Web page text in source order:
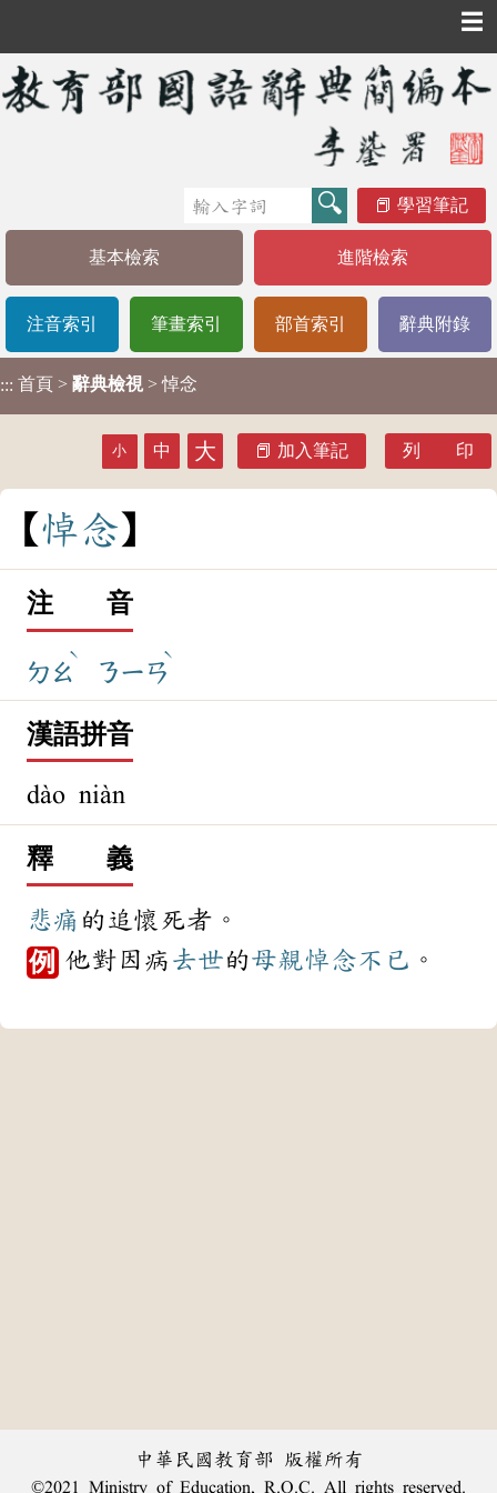
☰
學習筆記
基本檢索 進階檢索
注音索引 筆畫索引 部首索引 辭典附錄
::: 首頁 > 辭典檢視 > 悼念
小 中 大 加入筆記 列 印
悼念
注 音
ㄉㄠ
ˋ
ㄋㄧㄢ
ˋ
漢語拼音
dào niàn
釋 義
悲痛 的追懷死者。
例 他對因病 去世的母親悼念不已 。
中華民國教育部 版權所有
©2021 Ministry of Education, R.O.C. All rights reserved.